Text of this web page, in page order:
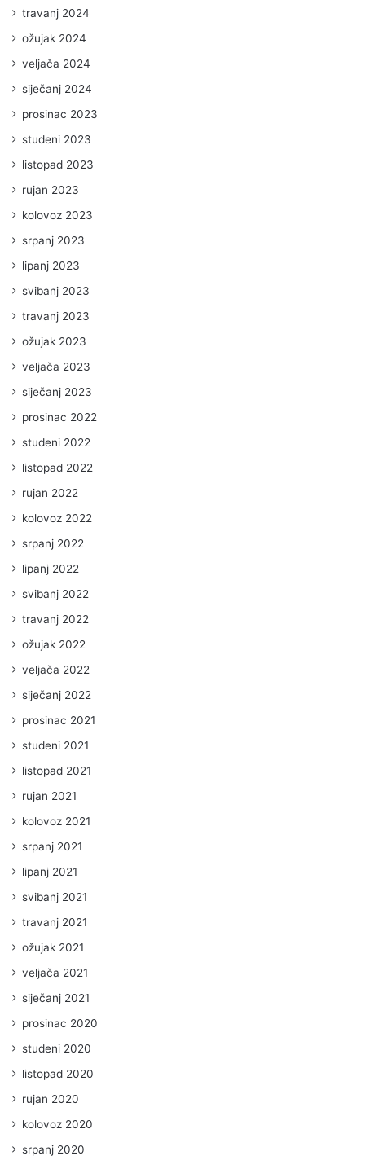
travanj 2024
ožujak 2024
veljača 2024
siječanj 2024
prosinac 2023
studeni 2023
listopad 2023
rujan 2023
kolovoz 2023
srpanj 2023
lipanj 2023
svibanj 2023
travanj 2023
ožujak 2023
veljača 2023
siječanj 2023
prosinac 2022
studeni 2022
listopad 2022
rujan 2022
kolovoz 2022
srpanj 2022
lipanj 2022
svibanj 2022
travanj 2022
ožujak 2022
veljača 2022
siječanj 2022
prosinac 2021
studeni 2021
listopad 2021
rujan 2021
kolovoz 2021
srpanj 2021
lipanj 2021
svibanj 2021
travanj 2021
ožujak 2021
veljača 2021
siječanj 2021
prosinac 2020
studeni 2020
listopad 2020
rujan 2020
kolovoz 2020
srpanj 2020